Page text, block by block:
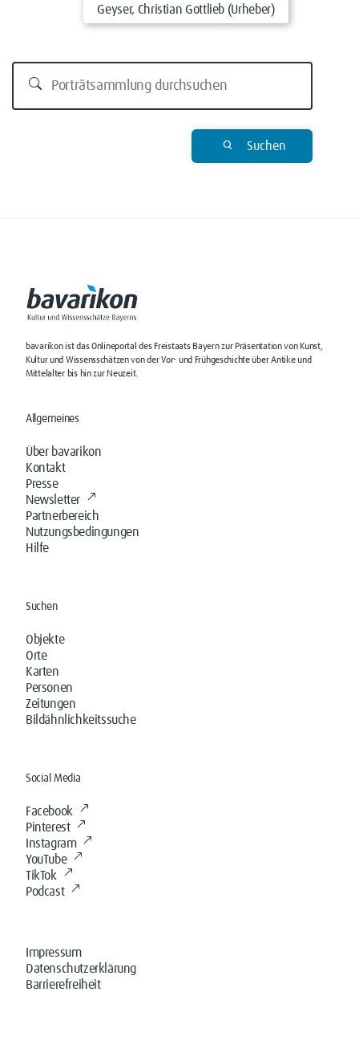
Geyser, Christian Gottlieb (Urheber)
Suchen
bavarikon ist das Onlineportal des Freistaats Bayern zur Präsentation von Kunst,
Kultur und Wissensschätzen von der Vor- und Frühgeschichte über Antike und
Mittelalter bis hin zur Neuzeit.
Allgemeines
Über bavarikon
Kontakt
Presse
Newsletter
Partnerbereich
Nutzungsbedingungen
Hilfe
Suchen
Objekte
Orte
Karten
Personen
Zeitungen
Bildähnlichkeitssuche
Social Media
Facebook
Pinterest
Instagram
YouTube
TikTok
Podcast
Impressum
Datenschutzerklärung
Barrierefreiheit